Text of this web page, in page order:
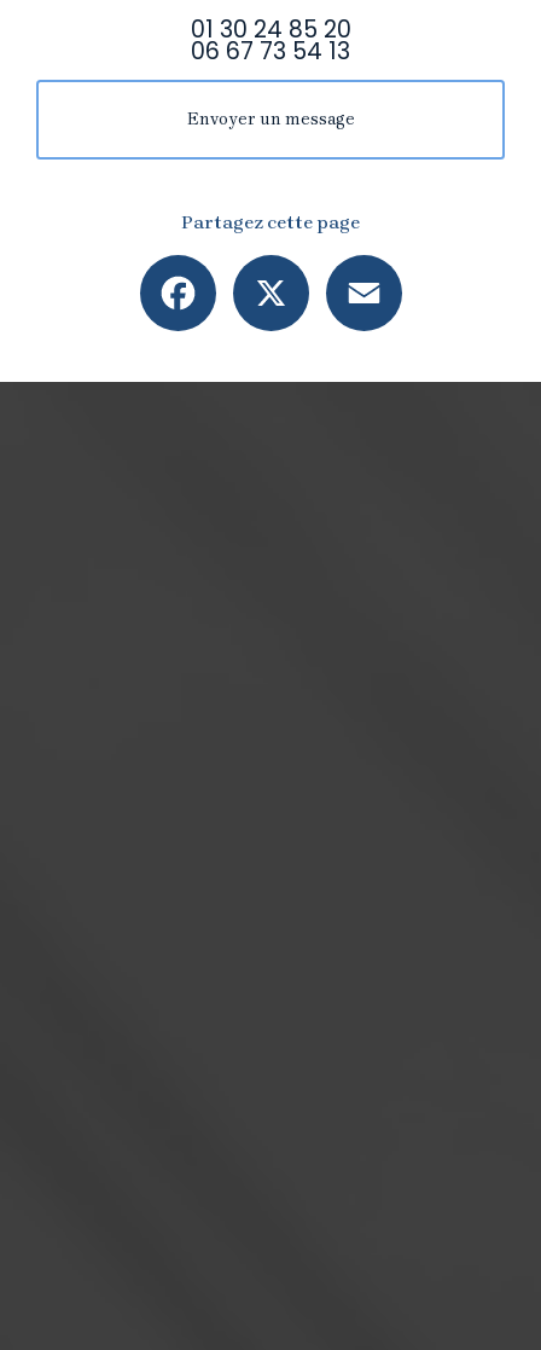
01 30 24 85 20
06 67 73 54 13
Envoyer un message
Partagez cette page
Facebook